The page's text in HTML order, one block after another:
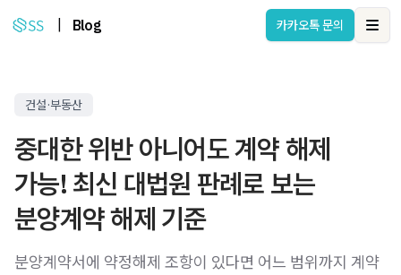
Blog 카카오톡 문의
건설·부동산
중대한 위반 아니어도 계약 해제
가능! 최신 대법원 판례로 보는
분양계약 해제 기준
분양계약서에 약정해제 조항이 있다면 어느 범위까지 계약